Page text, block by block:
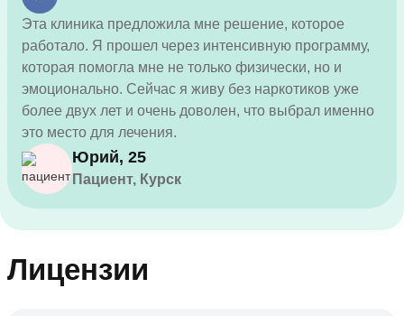
Эта клиника предложила мне решение, которое
работало. Я прошел через интенсивную программу,
которая помогла мне не только физически, но и
эмоционально. Сейчас я живу без наркотиков уже
более двух лет и очень доволен, что выбрал именно
это место для лечения.
Юрий, 25
Пациент, Курск
Лицензии